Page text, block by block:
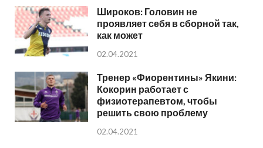
Широков: Головин не
проявляет себя в сборной так,
как может
02.04.2021
Тренер «Фиорентины» Якини:
Кокорин работает с
физиотерапевтом, чтобы
решить свою проблему
02.04.2021